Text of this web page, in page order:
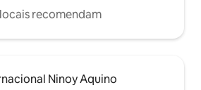
recomendam
Ninoy Aquino